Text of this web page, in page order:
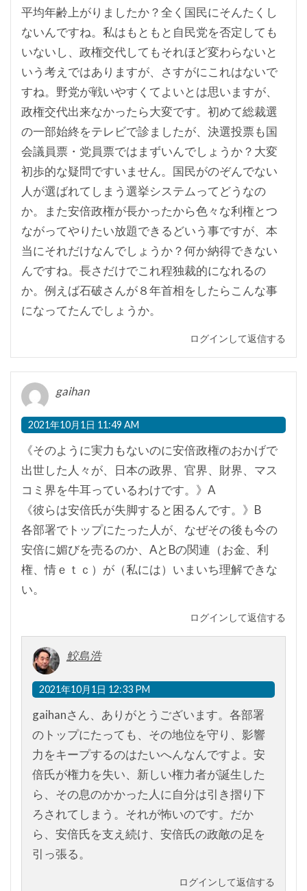
平均年齢上がりましたか？全く国民にそんたくし
ないんですね。私はもともと自民党を否定しても
いないし、政権交代してもそれほど変わらないと
いう考えではありますが、さすがにこれはないで
すね。野党が戦いやすくてよいとは思いますが、
政権交代出来なかったら大変です。初めて総裁選
の一部始終をテレビで診ましたが、決選投票も国
会議員票・党員票ではまずいんでしょうか？大変
初歩的な疑問ですいません。国民がのぞんでない
人が選ばれてしまう選挙システムってどうなの
か。また安倍政権が長かったから色々な利権とつ
ながってやりたい放題できるどいう事ですが、本
当にそれだけなんでしょうか？何か納得できない
んですね。長さだけでこれ程独裁的になれるの
か。例えば石破さんが８年首相をしたらこんな事
になってたんでしょうか。
ログインして返信する
gaihan
2021年10月1日 11:49 AM
《そのように実力もないのに安倍政権のおかげで
出世した人々が、日本の政界、官界、財界、マス
コミ界を牛耳っているわけです。》A
《彼らは安倍氏が失脚すると困るんです。》B
各部署でトップにたった人が、なぜその後も今の
安倍に媚びを売るのか、AとBの関連（お金、利
権、情ｅｔｃ）が（私には）いまいち理解できな
い。
ログインして返信する
鮫島浩
2021年10月1日 12:33 PM
gaihanさん、ありがとうございます。各部署
のトップにたっても、その地位を守り、影響
力をキープするのはたいへんなんですよ。安
倍氏が権力を失い、新しい権力者が誕生した
ら、その息のかかった人に自分は引き摺り下
ろされてしまう。それが怖いのです。だか
ら、安倍氏を支え続け、安倍氏の政敵の足を
引っ張る。
ログインして返信する